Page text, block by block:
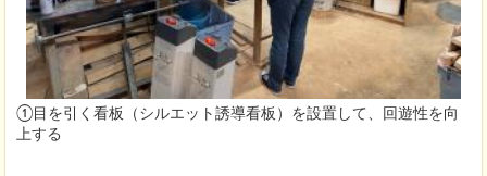
①目を引く看板（シルエット誘導看板）を設置して、回遊性を向
上する